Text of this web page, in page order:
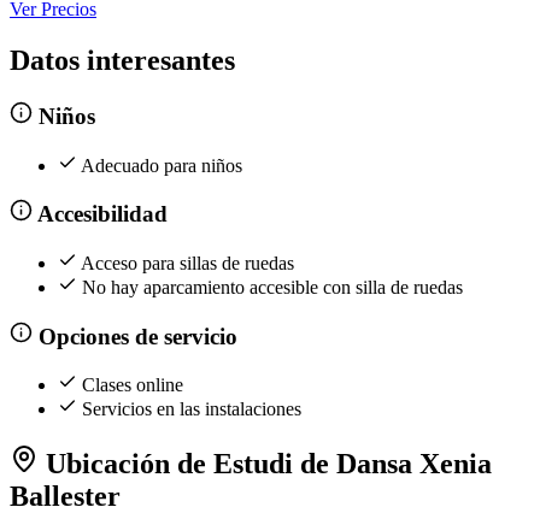
Ver Precios
Datos interesantes
Niños
Adecuado para niños
Accesibilidad
Acceso para sillas de ruedas
No hay aparcamiento accesible con silla de ruedas
Opciones de servicio
Clases online
Servicios en las instalaciones
Ubicación de Estudi de Dansa Xenia
Ballester